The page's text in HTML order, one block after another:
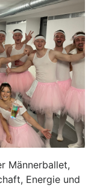
Männerballet,
Energie und